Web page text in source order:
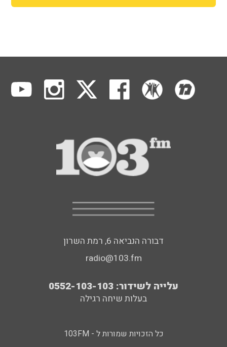
דבורה הנביאה 6, רמת השרון
radio@103.fm
עלייה לשידור: 0552-103-103
בעלות שיחה רגילה
כל הזכויות שמורות ל - 103FM